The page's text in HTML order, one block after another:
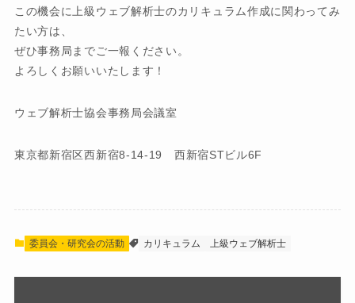
この機会に上級ウェブ解析士のカリキュラム作成に関わってみ
たい方は、
ぜひ事務局までご一報ください。
よろしくお願いいたします！
ウェブ解析士協会事務局会議室
東京都新宿区西新宿8-14-19 西新宿STビル6F
委員会・研究会の活動 カリキュラム 上級ウェブ解析士